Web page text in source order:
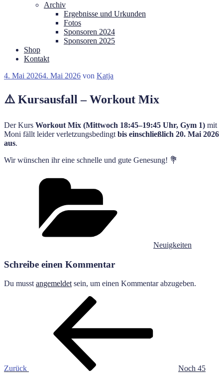
Archiv
Ergebnisse und Urkunden
Fotos
Sponsoren 2024
Sponsoren 2025
Shop
Kontakt
Veröffentlicht
4. Mai 20264. Mai 2026 von Katja
⚠️ Kursausfall – Workout Mix
Der Kurs Workout Mix (Mittwoch 18:45–19:45 Uhr, Gym 1) mit
Moni fällt leider verletzungsbedingt bis einschließlich 20. Mai 2026
aus.
Wir wünschen ihr eine schnelle und gute Genesung! 💐
Neuigkeiten
Schreibe einen Kommentar
Du musst angemeldet sein, um einen Kommentar abzugeben.
Beitragsnavigation
Zurück
Noch 45